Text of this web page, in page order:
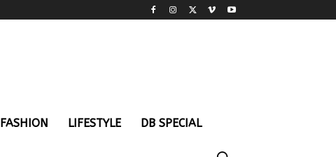
FASHION LIFESTYLE DB SPECIAL